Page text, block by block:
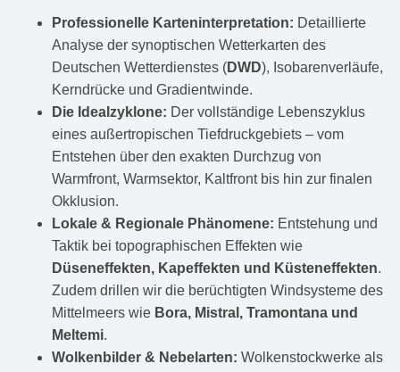
Professionelle Karteninterpretation: Detaillierte
Analyse der synoptischen Wetterkarten des
Deutschen Wetterdienstes (DWD), Isobarenverläufe,
Kerndrücke und Gradientwinde.
Die Idealzyklone: Der vollständige Lebenszyklus
eines außertropischen Tiefdruckgebiets – vom
Entstehen über den exakten Durchzug von
Warmfront, Warmsektor, Kaltfront bis hin zur finalen
Okklusion.
Lokale & Regionale Phänomene: Entstehung und
Taktik bei topographischen Effekten wie
Düseneffekten, Kapeffekten und Küsteneffekten.
Zudem drillen wir die berüchtigten Windsysteme des
Mittelmeers wie Bora, Mistral, Tramontana und
Meltemi.
Wolkenbilder & Nebelarten: Wolkenstockwerke als